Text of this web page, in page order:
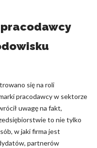
się na roli
pracodawcy w sektorze
uwagę na fakt,
to nie tylko
w jaki firma jest
partnerów